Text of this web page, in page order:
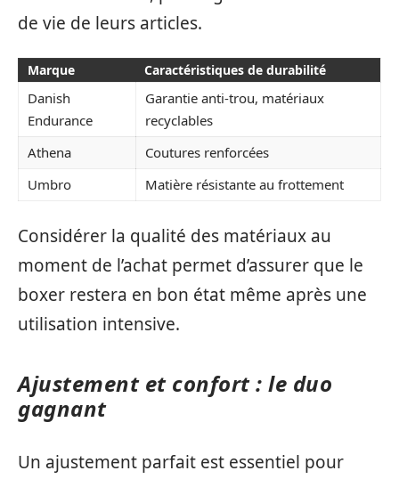
de vie de leurs articles.
Marque Caractéristiques de durabilité
Danish
Endurance
Garantie anti-trou, matériaux
recyclables
Athena
Coutures renforcées
Umbro
Matière résistante au frottement
Considérer la qualité des matériaux au
moment de l’achat permet d’assurer que le
boxer restera en bon état même après une
utilisation intensive.
Ajustement et confort : le duo
gagnant
Un ajustement parfait est essentiel pour